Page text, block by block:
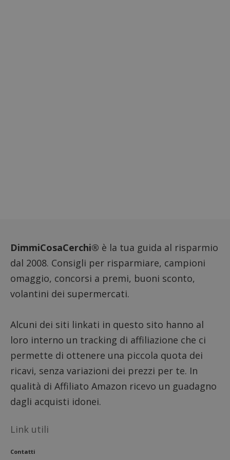
DimmiCosaCerchi® è la tua guida al risparmio
dal 2008. Consigli per risparmiare, campioni
omaggio, concorsi a premi, buoni sconto,
volantini dei supermercati.
Alcuni dei siti linkati in questo sito hanno al
loro interno un tracking di affiliazione che ci
permette di ottenere una piccola quota dei
ricavi, senza variazioni dei prezzi per te. In
qualità di Affiliato Amazon ricevo un guadagno
dagli acquisti idonei.
Link utili
Contatti
CookieScriptConsent
CookieScript
www.dimmicosacerchi.it